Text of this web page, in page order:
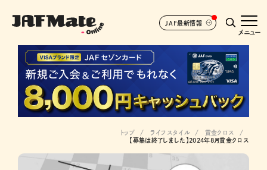
JAF最新情報
メニュー
トップ ライフスタイル
賞金クロス
【募集は終了しました】2024年8月賞金クロス